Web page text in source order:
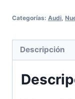
Categorías: Audi
Descripción